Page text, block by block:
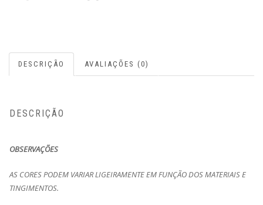
DESCRIÇÃO AVALIAÇÕES (0)
DESCRIÇÃO
OBSERVAÇÕES
AS CORES PODEM VARIAR LIGEIRAMENTE EM FUNÇÃO DOS MATERIAIS E
TINGIMENTOS.